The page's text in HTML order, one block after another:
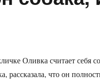
Оливка считает себя
рассказала, что он